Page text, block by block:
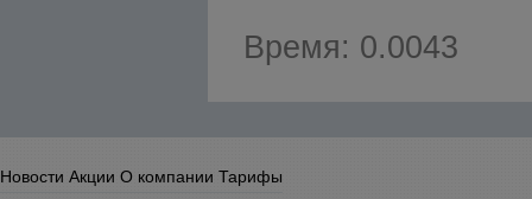
Время: 0.0043
Новости Акции О компании Тарифы